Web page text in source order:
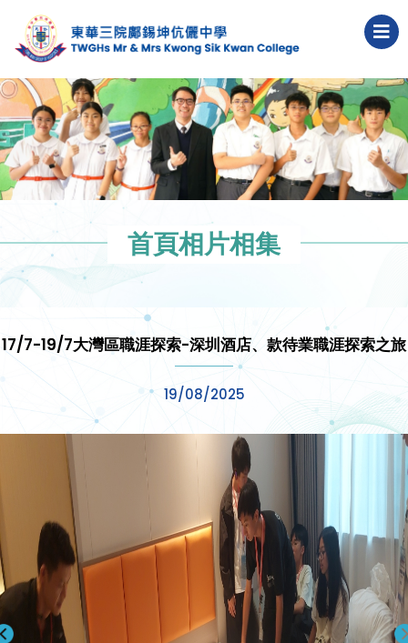
首頁相片相集
17/7-19/7大灣區職涯探索-深圳酒店、款待業職涯探索之旅
19/08/2025